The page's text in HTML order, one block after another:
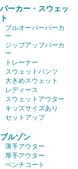
パーカー・スウェッ
ト
プルオーバーパーカ
ー
ジップアップパーカ
ー
トレーナー
スウェットパンツ
大きめスウェット
レディース
スウェットアウター
キッズサイズあり
セットアップ
ブルゾン
薄手アウター
厚手アウター
ベンチコート